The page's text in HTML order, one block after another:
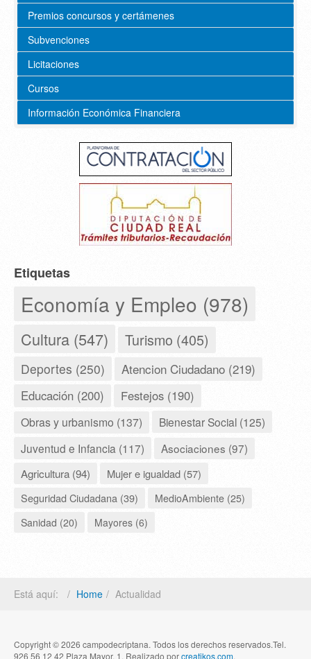
Premios concursos y certámenes
Subvenciones
Licitaciones
Cursos
Información Económica Financiera
Etiquetas
Economía y Empleo (978)
Cultura (547) Turismo (405)
Deportes (250) Atencion Ciudadano (219)
Educación (200) Festejos (190)
Obras y urbanismo (137)
Bienestar Social (125)
Juventud e Infancia (117)
Asociaciones (97)
Agricultura (94)
Mujer e igualdad (57)
Seguridad Ciudadana (39)
MedioAmbiente (25)
Sanidad (20)
Mayores (6)
Está aquí: Home Actualidad
Copyright © 2026 campodecriptana. Todos los derechos reservados.Tel.
926 56 12 42 Plaza Mayor, 1. Realizado porcreatikos.com.